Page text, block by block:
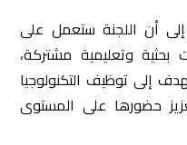
إلى أن اللجنة ستعمل على
بحثية وتعليمية مشتركة،
إلى توظيف التكنولوجيا
حضورها على المستوى